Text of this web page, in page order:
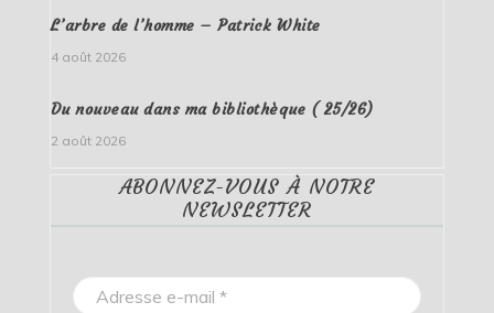
L’arbre de l’homme – Patrick White
4 août 2026
Du nouveau dans ma bibliothèque ( 25/26)
2 août 2026
ABONNEZ-VOUS À NOTRE
NEWSLETTER